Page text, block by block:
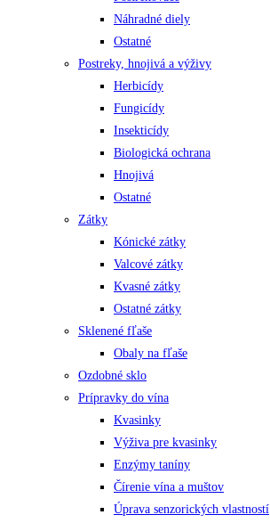
Náhradné diely
Ostatné
Postreky, hnojivá a výživy
Herbicídy
Fungicídy
Insekticídy
Biologická ochrana
Hnojivá
Ostatné
Zátky
Kónické zátky
Valcové zátky
Kvasné zátky
Ostatné zátky
Sklenené fľaše
Obaly na fľaše
Ozdobné sklo
Prípravky do vína
Kvasinky
Výživa pre kvasinky
Enzýmy taníny
Čírenie vína a muštov
Úprava senzorických vlastností